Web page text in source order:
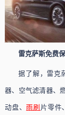
雷克萨斯免费
据了解，雷克
器、空气滤清器、
动盘、雨刷 片零件